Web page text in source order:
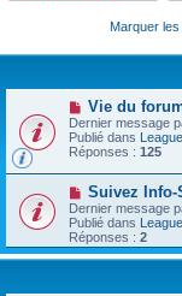
Marquer
Vie du
Dernier message
Publié dans
Réponses : 125
Suivez Info-
Dernier message
Publié dans
Réponses : 2